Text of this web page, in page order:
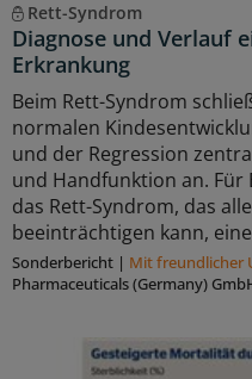
Rett-Syndrom
Diagnose und Verlauf
Erkrankung
Beim Rett-Syndrom
normalen
und der Regression
und Handfunktion an.
das Rett-Syndrom, das
beeinträchtigen kann,
Sonderbericht | Mit freundlicher
Pharmaceuticals (Germany)